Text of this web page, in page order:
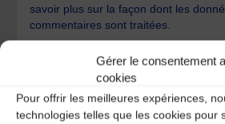
Gérer le consentement
cookies
Pour offrir les meilleures expériences,
technologies telles que les cookies pour
savoir plus sur la façon dont les
commentaires sont traitées